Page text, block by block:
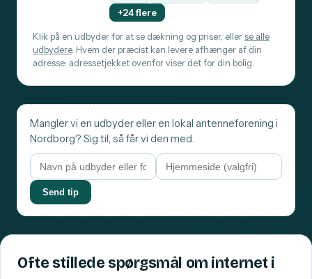
+24 flere
Klik på en udbyder for at se dækning og priser, eller se alle
udbydere. Hvem der præcist kan levere afhænger af din
adresse: adressetjekket ovenfor viser det for din bolig.
Mangler vi en udbyder eller en lokal antenneforening i
Nordborg? Sig til, så får vi den med.
Send tip
Ofte stillede spørgsmål om internet i